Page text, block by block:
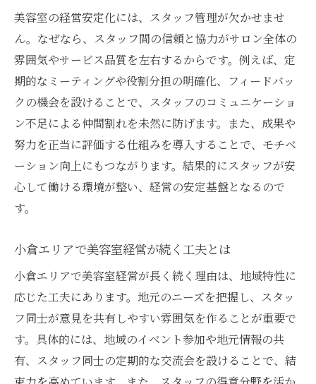
美容室の経営安定化には、スタッフ管理が欠かせませ
ん。なぜなら、スタッフ間の信頼と協力がサロン全体の
雰囲気やサービス品質を左右するからです。例えば、定
期的なミーティングや役割分担の明確化、フィードバッ
クの機会を設けることで、スタッフのコミュニケーショ
ン不足による仲間割れを未然に防げます。また、成果や
努力を正当に評価する仕組みを導入することで、モチベ
ーション向上にもつながります。結果的にスタッフが安
心して働ける環境が整い、経営の安定基盤となるので
す。
小倉エリアで美容室経営が続く工夫とは
小倉エリアで美容室経営が長く続く理由は、地域特性に
応じた工夫にあります。地元のニーズを把握し、スタッ
フ同士が意見を共有しやすい雰囲気を作ることが重要で
す。具体的には、地域のイベント参加や地元情報の共
有、スタッフ同士の定期的な交流会を設けることで、結